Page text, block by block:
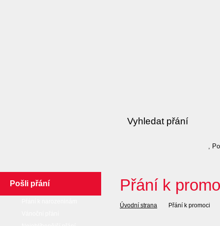
Přání k
Úvodní strana Přání k promoci
Pošli přání
,